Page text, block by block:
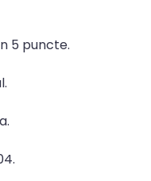
5 puncte.